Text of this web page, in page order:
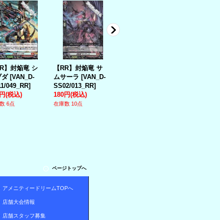
】封焔竜 シ
ダ [VAN_D-
049_RR]
(税込)
6点
【RR】封焔竜 サ
ムサーラ [VAN_D-
SS02/013_RR]
180円(税込)
在庫数 10点
ページトップへ
アメニティードリームTOPへ
店舗大会情報
店舗スタッフ募集